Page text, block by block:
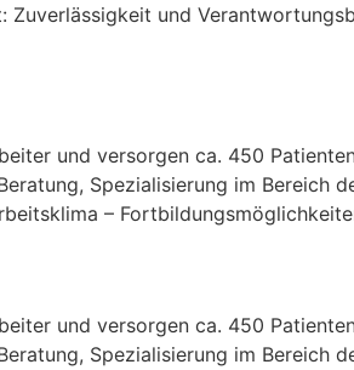
und
und versorgen ca. 450
Spezialisierung im Bereich
–
und versorgen ca. 450
Spezialisierung im Bereich